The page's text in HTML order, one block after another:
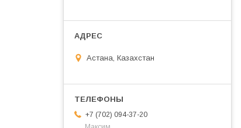
Астана, Казахстан
+7 (702) 094-37-20